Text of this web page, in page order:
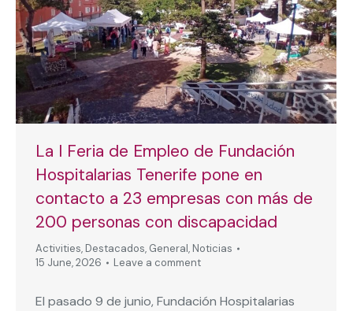
La I Feria de Empleo de Fundación
Hospitalarias Tenerife pone en
contacto a 23 empresas con más de
200 personas con discapacidad
Activities, Destacados, General, Noticias
15 June, 2026
Leave a comment
El pasado 9 de junio, Fundación Hospitalarias